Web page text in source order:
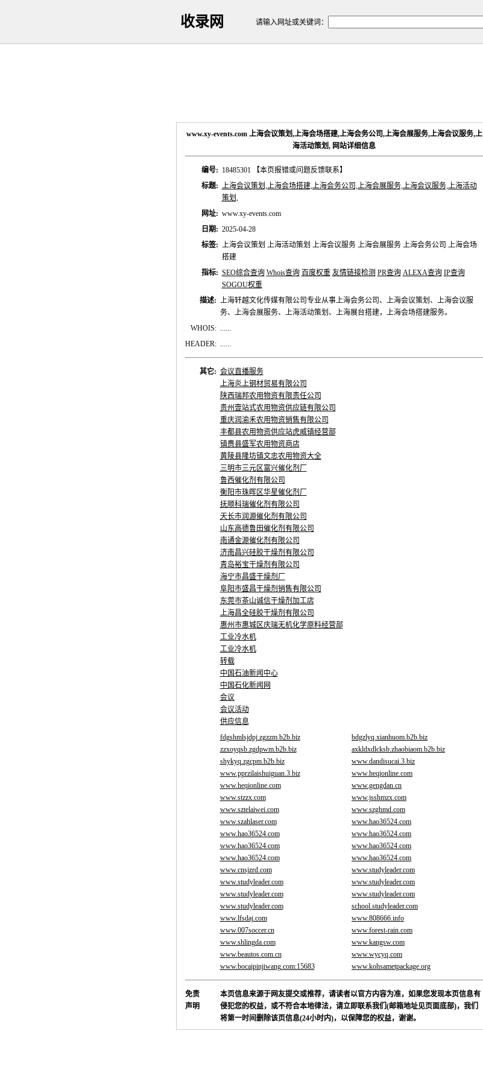
收录网 请输入网址或关键词：
www.xy-events.com 上海会议策划,上海会场搭建,上海会务公司,上海会展服务,上海会议服务,上
海活动策划, 网站详细信息
编号: 18485301
【本页报错或问题反馈联系】
标题: 上海会议策划,上海会场搭建,上海会务公司,上海会展服务,上海会议服务,上海活动
策划,
网址: www.xy-events.com
日期: 2025-04-28
标签: 上海会议策划 上海活动策划 上海会议服务 上海会展服务 上海会务公司 上海会场
搭建
指标: SEO综合查询 Whois查询 百度权重 友情链接检测 PR查询 ALEXA查询 IP查询
SOGOU权重
描述: 上海轩越文化传媒有限公司专业从事上海会务公司、上海会议策划、上海会议服
务、上海会展服务、上海活动策划、上海展台搭建，上海会场搭建服务。
WHOIS: ......
HEADER: ......
其它: 会议直播服务
上海炎上钢材贸易有限公司
陕西瑞邦农用物资有限责任公司
贵州壹站式农用物资供应链有限公司
重庆润渝禾农用物资销售有限公司
丰都县农用物资供应站虎威镇经营部
镇赉县盛军农用物资商店
黄陵县隆坊镇文忠农用物资大全
三明市三元区富兴催化剂厂
鲁西催化剂有限公司
衡阳市珠晖区华星催化剂厂
抚顺科瑞催化剂有限公司
天长市润源催化剂有限公司
山东高德鲁田催化剂有限公司
南通金源催化剂有限公司
济南昌兴硅胶干燥剂有限公司
青岛裕宝干燥剂有限公司
海宁市昌盛干燥剂厂
阜阳市盛昌干燥剂销售有限公司
东莞市茶山诚信干燥剂加工店
上海昌全硅胶干燥剂有限公司
惠州市惠城区庆瑞无机化学原料经营部
工业冷水机
工业冷水机
转载
中国石油新闻中心
中国石化新闻网
会议
会议活动
供应信息
fdgshmlsjdpj.zgzzm.b2b.biz
bdgzlyq.xianhuom.b2b.biz
zzxoyqsb.zgdpwm.b2b.biz
axkldxdlcksb.zhaobiaom.b2b.biz
shykyq.zgcpm.b2b.biz
www.dandisucai.3.biz
www.pprzilaishuiguan.3.biz
www.heqionline.com
www.heqionline.com
www.gengdan.cn
www.stzzx.com
www.jsshmzx.com
www.sztelaiwei.com
www.szghmd.com
www.szahlaser.com
www.hao36524.com
www.hao36524.com
www.hao36524.com
www.hao36524.com
www.hao36524.com
www.hao36524.com
www.hao36524.com
www.cnsjzrd.com
www.studyleader.com
www.studyleader.com
www.studyleader.com
www.studyleader.com
www.studyleader.com
www.studyleader.com
school.studyleader.com
www.lfsdaj.com
www.808666.info
www.007soccer.cn
www.forest-rain.com
www.shlingda.com
www.kangsw.com
www.beautos.com.cn
www.wycyq.com
www.bocaipinjiwang.com:15683
www.kohsametpackage.org
免责
声明
本页信息来源于网友提交或推荐，请读者以官方内容为准，如果您发现本页信息有
侵犯您的权益，或不符合本地律法，请立即联系我们(邮箱地址见页面底部)，我们
将第一时间删除该页信息(24小时内)，以保障您的权益，谢谢。